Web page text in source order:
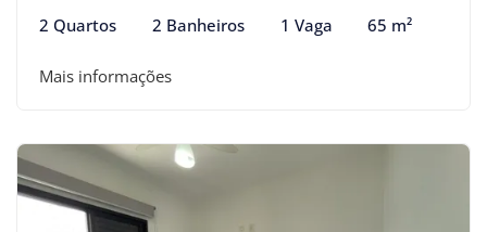
2 Quartos 2 Banheiros 1 Vaga 65 m²
Mais informações